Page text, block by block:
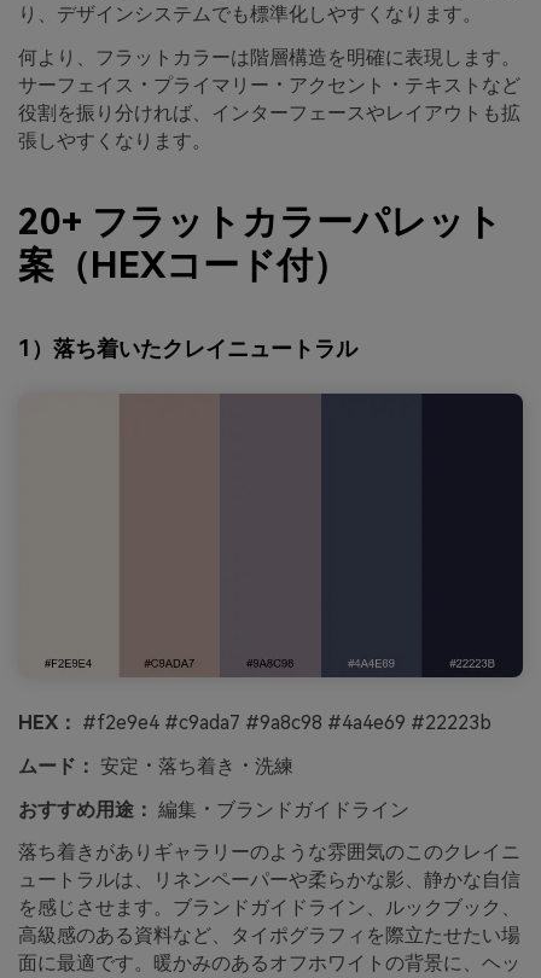
り、デザインシステムでも標準化しやすくなります。
何より、フラットカラーは階層構造を明確に表現します。
サーフェイス・プライマリー・アクセント・テキストなど
役割を振り分ければ、インターフェースやレイアウトも拡
張しやすくなります。
20+ フラットカラーパレット
案（HEXコード付）
1）落ち着いたクレイニュートラル
HEX： #f2e9e4 #c9ada7 #9a8c98 #4a4e69 #22223b
ムード： 安定・落ち着き・洗練
おすすめ用途： 編集・ブランドガイドライン
落ち着きがありギャラリーのような雰囲気のこのクレイニ
ュートラルは、リネンペーパーや柔らかな影、静かな自信
を感じさせます。ブランドガイドライン、ルックブック、
高級感のある資料など、タイポグラフィを際立たせたい場
面に最適です。暖かみのあるオフホワイトの背景に、ヘッ